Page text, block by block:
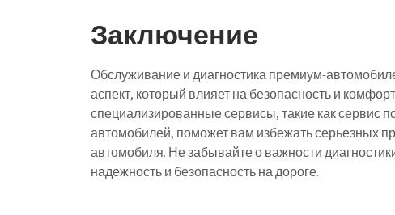
Заключение
Обслуживание и диагностика премиум-
аспект, который влияет на безопасность и
специализированные сервисы, такие как сервис
автомобилей, поможет вам избежать серьезных
автомобиля. Не забывайте о важности
надежность и безопасность на дороге.